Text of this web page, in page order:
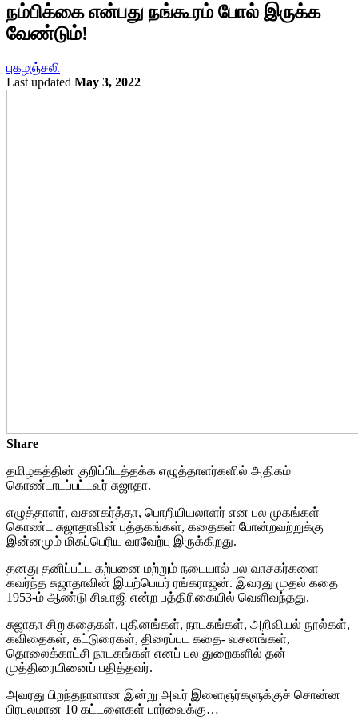
நம்பிக்கை என்பது நங்கூரம் போல் இருக்க
வேண்டும்!
புகழஞ்சலி
Last updated May 3, 2022
Share
தமிழகத்தின் குறிப்பிடத்தக்க எழுத்தாளர்களில் அதிகம்
கொண்டாடப்பட்டவர் சுஜாதா.
எழுத்தாளர், வசனகர்த்தா, பொறியியலாளர் என பல முகங்கள்
கொண்ட சுஜாதாவின் புத்தகங்கள், கதைகள் போன்றவற்றுக்கு
இன்னமும் மிகப்பெரிய வரவேற்பு இருக்கிறது.
தனது தனிப்பட்ட கற்பனை மற்றும் நடையால் பல வாசகர்களை
கவர்ந்த சுஜாதாவின் இயற்பெயர் ரங்கராஜன். இவரது முதல் கதை
1953-ம் ஆண்டு சிவாஜி என்ற பத்திரிகையில் வெளிவந்தது.
சுஜாதா சிறுகதைகள், புதினங்கள், நாடகங்கள், அறிவியல் நூல்கள்,
கவிதைகள், கட்டுரைகள், திரைப்பட கதை- வசனங்கள்,
தொலைக்காட்சி நாடகங்கள் எனப் பல துறைகளில் தன்
முத்திரையினைப் பதித்தவர்.
அவரது பிறந்தநாளான இன்று அவர் இளைஞர்களுக்குச் சொன்ன
பிரபலமான 10 கட்டளைகள் பார்வைக்கு…